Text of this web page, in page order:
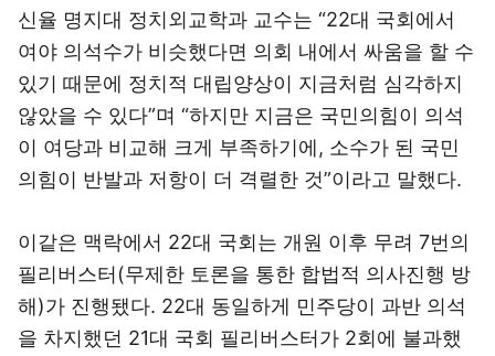
신율 명지대 정치외교학과 교수는 “22대 국회에서
여야 의석수가 비슷했다면 의회 내에서 싸움을 할 수
있기 때문에 정치적 대립양상이 지금처럼 심각하지
않았을 수 있다”며 “하지만 지금은 국민의힘이 의석
이 여당과 비교해 크게 부족하기에, 소수가 된 국민
의힘이 반발과 저항이 더 격렬한 것”이라고 말했다.
이같은 맥락에서 22대 국회는 개원 이후 무려 7번의
필리버스터(무제한 토론을 통한 합법적 의사진행 방
해)가 진행됐다. 22대 동일하게 민주당이 과반 의석
을 차지했던 21대 국회 필리버스터가 2회에 불과했